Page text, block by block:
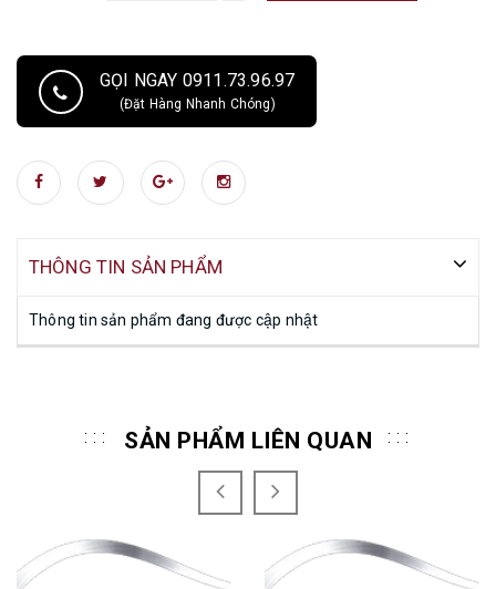
GỌI NGAY 0911.73.96.97
(Đặt Hàng Nhanh Chóng)
THÔNG TIN SẢN PHẨM
Thông tin sản phẩm đang được cập nhật
SẢN PHẨM LIÊN QUAN